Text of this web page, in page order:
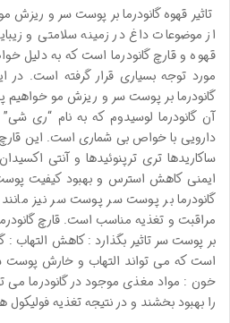
تاثیر قهوه گانودرما بر پوست سر و ریزش
از موضوعات داغ در زمینه سلامتی و
قهوه و قارچ گانودرما است که به دلیل
مورد توجه بسیاری قرار گرفته است. در
گانودرما بر پوست سر و ریزش مو خواهیم
آن گانودرما لوسیدوم که به نام “ری
دارویی با خواص بی شماری است. این قارچ
ساکاریدها تری ترپنوئیدها و آنتی
ایمنی کاهش استرس و بهبود کیفیت
گانودرما بر پوست سر پوست سر نیز
مراقبت و تغذیه مناسب است. قارچ
بر پوست سر تاثیر بگذارد : کاهش التهاب :
است که می تواند التهاب و خارش
خون : مواد مغذی موجود در گانودرما
را بهبود بخشند و در نتیجه تغذیه